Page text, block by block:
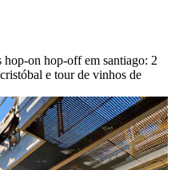
hop-on hop-off em santiago: 2
e tour de vinhos de